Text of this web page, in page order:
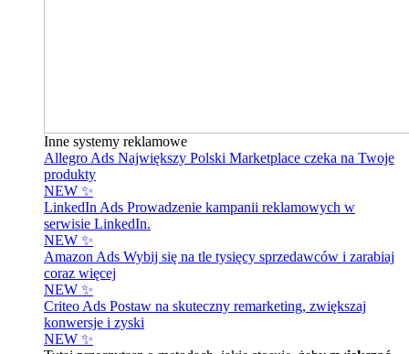
Inne systemy reklamowe
Allegro Ads Największy Polski Marketplace czeka na Twoje
produkty
NEW ✨
LinkedIn Ads Prowadzenie kampanii reklamowych w
serwisie LinkedIn.
NEW ✨
Amazon Ads Wybij się na tle tysięcy sprzedawców i zarabiaj
coraz więcej
NEW ✨
Criteo Ads Postaw na skuteczny remarketing, zwiększaj
konwersje i zyski
NEW ✨